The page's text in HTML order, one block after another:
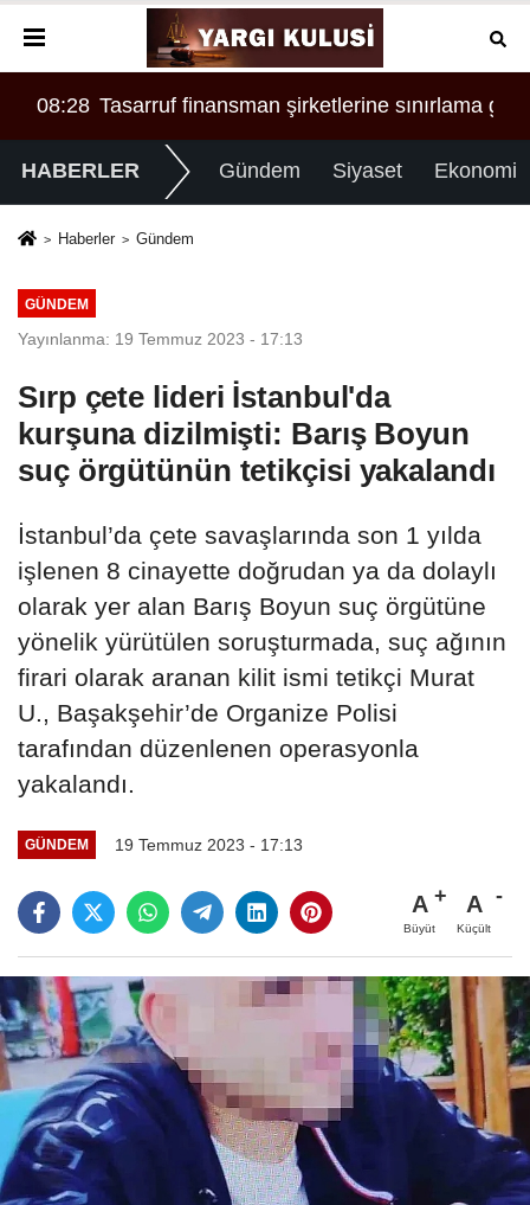
MI?
'a örgüt liderliğinden iddianame hazırlandı.. Tüm
08:28 Tasarruf finansman şirketlerine sınırlama
HABERLER Gündem Siyaset Ekonomi
Haberler Gündem
GÜNDEM
Yayınlanma: 19 Temmuz 2023 - 17:13
Sırp çete lideri İstanbul'da
kurşuna dizilmişti: Barış Boyun
suç örgütünün tetikçisi yakalandı
İstanbul’da çete savaşlarında son 1 yılda
işlenen 8 cinayette doğrudan ya da dolaylı
olarak yer alan Barış Boyun suç örgütüne
yönelik yürütülen soruşturmada, suç ağının
firari olarak aranan kilit ismi tetikçi Murat
U., Başakşehir’de Organize Polisi
tarafından düzenlenen operasyonla
yakalandı.
GÜNDEM 19 Temmuz 2023 - 17:13
A
Büyüt
A
Küçült